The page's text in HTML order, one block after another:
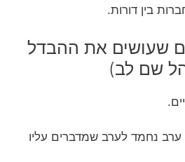
בין דורות.
שעושים את ההבדל
שם לב)
נחמד לערב שמדברים עליו